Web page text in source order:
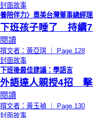
封面故事
養陪伴力〉奧美台灣董事總經
下班孩子睡了 持續7
閱讀
撰文者：黃亞琪 ｜ Page.128
封面故事
下班後最佳建議：學語言
外語達人親授4招 擊
閱讀
撰文者：黃玉禎 ｜ Page.130
封面故事